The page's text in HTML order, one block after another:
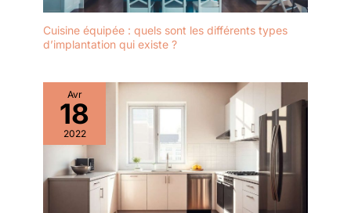
Cuisine équipée : quels sont les différents types
d’implantation qui existe ?
Avr
18
2022